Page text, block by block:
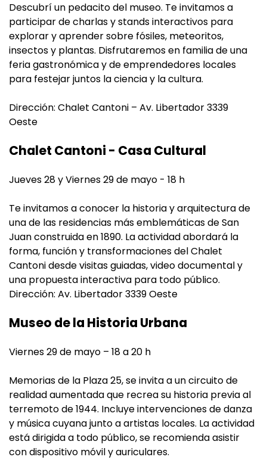
Descubrí un pedacito del museo. Te invitamos a
participar de charlas y stands interactivos para
explorar y aprender sobre fósiles, meteoritos,
insectos y plantas. Disfrutaremos en familia de una
feria gastronómica y de emprendedores locales
para festejar juntos la ciencia y la cultura.
Dirección: Chalet Cantoni – Av. Libertador 3339
Oeste
Chalet Cantoni - Casa Cultural
Jueves 28 y Viernes 29 de mayo - 18 h
Te invitamos a conocer la historia y arquitectura de
una de las residencias más emblemáticas de San
Juan construida en 1890. La actividad abordará la
forma, función y transformaciones del Chalet
Cantoni desde visitas guiadas, video documental y
una propuesta interactiva para todo público.
Dirección: Av. Libertador 3339 Oeste
Museo de la Historia Urbana
Viernes 29 de mayo – 18 a 20 h
Memorias de la Plaza 25, se invita a un circuito de
realidad aumentada que recrea su historia previa al
terremoto de 1944. Incluye intervenciones de danza
y música cuyana junto a artistas locales. La actividad
está dirigida a todo público, se recomienda asistir
con dispositivo móvil y auriculares.